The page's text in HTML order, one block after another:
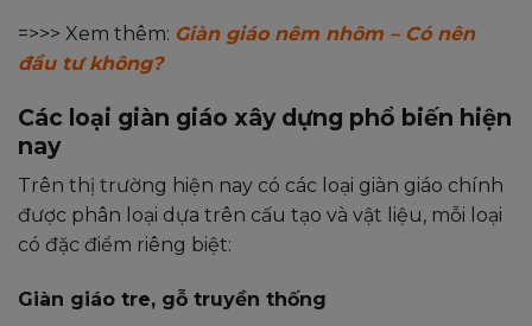
=>>> Xem thêm: Giàn giáo nêm nhôm – Có nên
đầu tư không?
Các loại giàn giáo xây dựng phổ biến hiện
nay
Trên thị trường hiện nay có các loại giàn giáo chính
được phân loại dựa trên cấu tạo và vật liệu, mỗi loại
có đặc điểm riêng biệt:
Giàn giáo tre, gỗ truyền thống